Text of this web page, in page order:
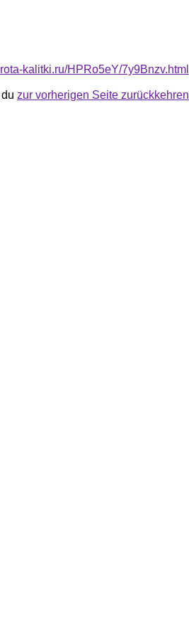
kalitki.ru/HPRo5eY/7y9Bnzv.html
zur vorherigen Seite zurückkehren